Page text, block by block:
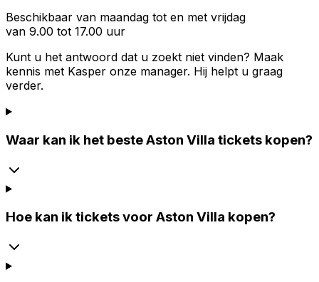
Beschikbaar van maandag tot en met vrijdag
van 9.00 tot 17.00 uur
Kunt u het antwoord dat u zoekt niet vinden? Maak
kennis met Kasper onze manager. Hij helpt u graag
verder.
Waar kan ik het beste Aston Villa tickets kopen?
Hoe kan ik tickets voor Aston Villa kopen?